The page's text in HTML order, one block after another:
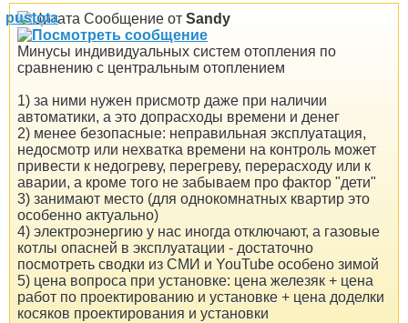
Сообщение от Sandy
Минусы индивидуальных систем отопления по
сравнению с центральным отоплением
1) за ними нужен присмотр даже при наличии
автоматики, а это допрасходы времени и денег
2) менее безопасные: неправильная эксплуатация,
недосмотр или нехватка времени на контроль может
привести к недогреву, перегреву, перерасходу или к
аварии, а кроме того не забываем про фактор "дети"
3) занимают место (для однокомнатных квартир это
особенно актуально)
4) электроэнергию у нас иногда отключают, а газовые
котлы опасней в эксплуатации - достаточно
посмотреть сводки из СМИ и YouTube особено зимой
5) цена вопроса при установке: цена железяк + цена
работ по проектированию и установке + цена доделки
косяков проектирования и установки